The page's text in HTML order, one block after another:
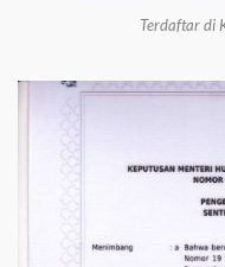
Terdaftar di